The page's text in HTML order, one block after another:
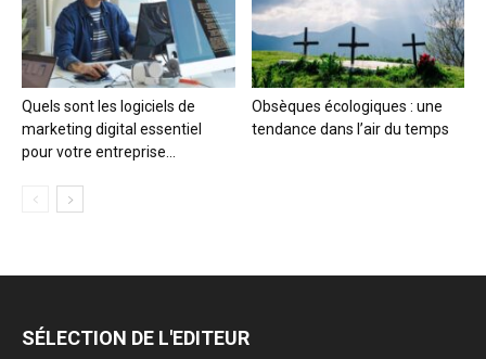
Quels sont les logiciels de
marketing digital essentiel
pour votre entreprise...
Obsèques écologiques : une
tendance dans l’air du temps
SÉLECTION DE L'EDITEUR